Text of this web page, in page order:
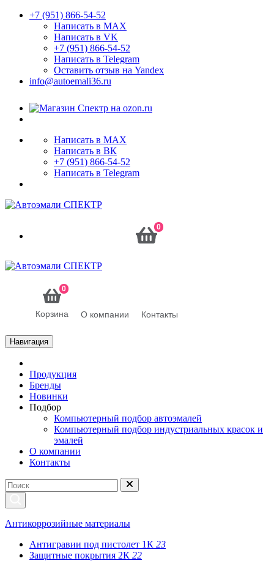
+7 (951) 866-54-52
Написать в MAX
Написать в VK
+7 (951) 866-54-52
Написать в Telegram
Оставить отзыв на Yandex
info@autoemali36.ru
Написать в MAX
Написать в ВК
+7 (951) 866-54-52
Написать в Telegram
0
0
Корзина О компании Контакты
Навигация
Продукция
Бренды
Новинки
Подбор
Компьютерный подбор автоэмалей
Компьютерный подбор индустриальных красок и
эмалей
О компании
Контакты
Антикоррозийные материалы
Антигравии под пистолет 1К 23
Защитные покрытия 2К 22